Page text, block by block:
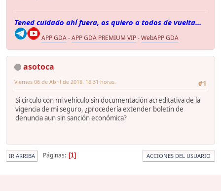
Tened cuidado ahí fuera, os quiero a todos de vuelta...
APP GDA-APP GDA PREMIUM VIP-WebAPP GDA
asotoca
#1
Viernes 06 de Abril de 2018. 18:31 horas.
Si circulo con mi vehículo sin documentación acreditativa de la
vigencia de mi seguro, ¿procedería extender boletín de
denuncia aun sin sanción económica?
IR ARRIBA Páginas 1 ACCIONES DEL USUARIO